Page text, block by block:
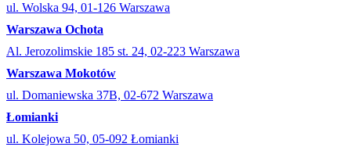
ul. Wolska 94, 01-126 Warszawa
Warszawa Ochota
Al. Jerozolimskie 185 st. 24, 02-223 Warszawa
Warszawa Mokotów
ul. Domaniewska 37B, 02-672 Warszawa
Łomianki
ul. Kolejowa 50, 05-092 Łomianki